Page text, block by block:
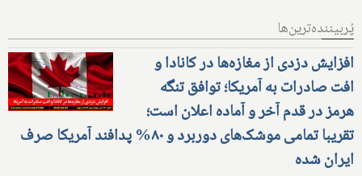
پُربیننده‌ترین‌ها
افزایش دزدی از مغازه‌ها در کانادا و
افت صادرات به آمریکا؛ توافق تنگه
هرمز در قدم آخر و آماده اعلان است؛
تقریبا تمامی موشک‌های دوربرد و ۸۰% پدافند آمریکا صرف
ایران شده